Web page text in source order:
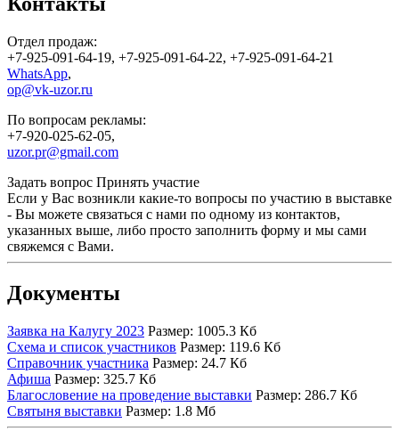
Отдел продаж:
+7-925-091-64-19, +7-925-091-64-22, +7-925-091-64-21
WhatsApp,
op@vk-uzor.ru
По вопросам рекламы:
+7-920-025-62-05,
uzor.pr@gmail.com
Задать вопрос Принять участие
Если у Вас возникли какие-то вопросы по участию в выставке
- Вы можете связаться с нами по одному из контактов,
указанных выше, либо просто заполнить форму и мы сами
свяжемся с Вами.
Документы
Заявка на Калугу 2023 Размер: 1005.3 Кб
Схема и список участников Размер: 119.6 Кб
Справочник участника Размер: 24.7 Кб
Афиша Размер: 325.7 Кб
Благословение на проведение выставки Размер: 286.7 Кб
Святыня выставки Размер: 1.8 Мб